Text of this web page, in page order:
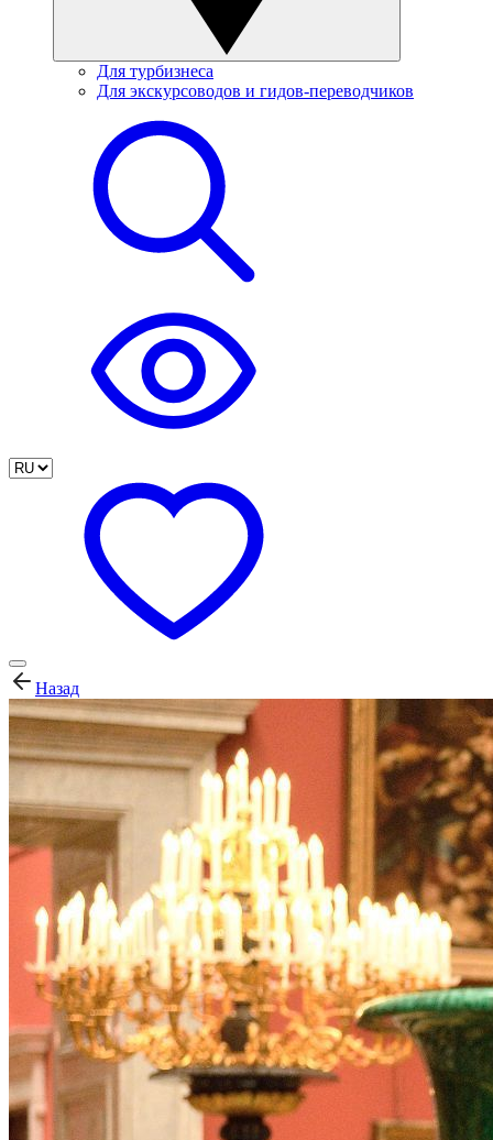
Для турбизнеса
Для экскурсоводов и гидов-переводчиков
Назад